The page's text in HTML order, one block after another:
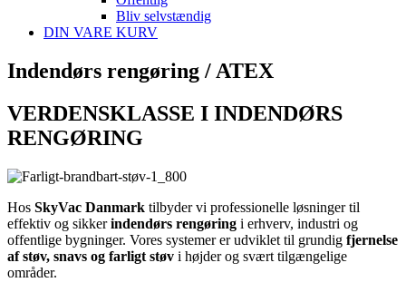
Bliv selvstændig
DIN VARE KURV
Indendørs rengøring / ATEX
VERDENSKLASSE I INDENDØRS
RENGØRING
Hos SkyVac Danmark tilbyder vi professionelle løsninger til
effektiv og sikkerindendørs rengøring i erhverv, industri og
offentlige bygninger. Vores systemer er udviklet til grundig fjernelse
af støv, snavs og farligt støv i højder og svært tilgængelige
områder.